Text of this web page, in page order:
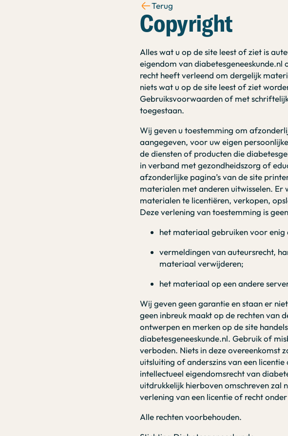
Terug
Copyright
Alles wat u op de site leest of ziet is
eigendom van
recht heeft verleend om dergelijk
niets wat u op de site leest of ziet
Gebruiksvoorwaarden of met
toegestaan.
Wij geven u toestemming om
aangegeven, voor uw eigen
de diensten of producten die
in verband met gezondheidszorg of
afzonderlijke pagina’s van de site
materialen met anderen uitwisselen.
materialen te licentiëren, verkopen,
Deze verlening van toestemming is
het materiaal gebruiken voor
vermeldingen van auteursrecht,
materiaal verwijderen;
het materiaal op een andere
Wij geven geen garantie en staan er
geen inbreuk maakt op de rechten van
ontwerpen en merken op de site
diabetesgeneeskunde.nl. Gebruik of
verboden. Niets in deze overeenkomst
uitsluiting of anderszins van een
intellectueel eigendomsrecht van
uitdrukkelijk hierboven omschreven zal
verlening van een licentie of recht
Alle rechten voorbehouden.